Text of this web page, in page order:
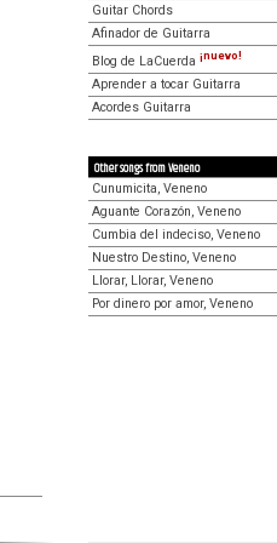
Guitar Chords
Afinador de Guitarra
Blog de LaCuerda ¡nuevo!
Aprender a tocar Guitarra
Acordes Guitarra
Other songs from Veneno
Cunumicita, Veneno
Aguante Corazón, Veneno
Cumbia del indeciso, Veneno
Nuestro Destino, Veneno
Llorar, Llorar, Veneno
Por dinero por amor, Veneno